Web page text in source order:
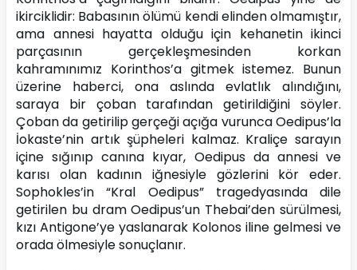
ikirciklidir: Babasının ölümü kendi elinden olmamıştır,
ama annesi hayatta olduğu için kehanetin ikinci
parçasının gerçekleşmesinden korkan
kahramınımız Korinthos’a gitmek istemez. Bunun
üzerine haberci, ona aslında evlatlık alındığını,
saraya bir çoban tarafından getirildiğini söyler.
Çoban da getirilip gerçeği açığa vurunca Oedipus’la
İokaste’nin artık şüpheleri kalmaz. Kraliçe sarayın
içine sığınıp canına kıyar, Oedipus da annesi ve
karısı olan kadının iğnesiyle gözlerini kör eder.
Sophokles’in “Kral Oedipus” tragedyasında dile
getirilen bu dram Oedipus’un Thebai’den sürülmesi,
kızı Antigone’ye yaslanarak Kolonos iline gelmesi ve
orada ölmesiyle sonuçlanır.